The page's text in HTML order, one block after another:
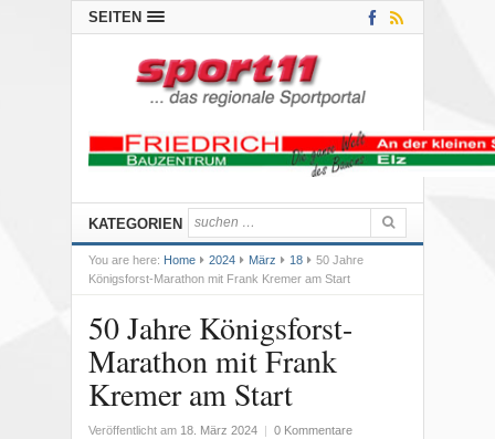
SEITEN
KATEGORIEN
You are here: Home 2024 März 18
50 Jahre
Königsforst-Marathon mit Frank Kremer am Start
50 Jahre Königsforst-
Marathon mit Frank
Kremer am Start
Veröffentlicht am 18. März 2024 0 Kommentare